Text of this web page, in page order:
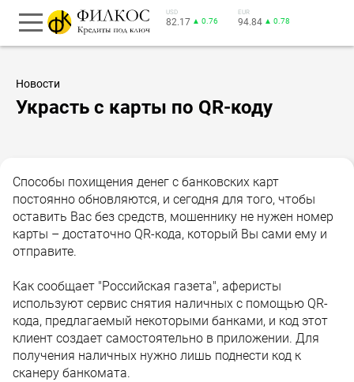
USD
82.17 ▲ 0.76
EUR
94.84 ▲ 0.78
Новости
Украсть с карты по QR-коду
Способы похищения денег с банковских карт
постоянно обновляются, и сегодня для того, чтобы
оставить Вас без средств, мошеннику не нужен номер
карты – достаточно QR-кода, который Вы сами ему и
отправите.
Как сообщает "Российская газета", аферисты
используют сервис снятия наличных с помощью QR-
кода, предлагаемый некоторыми банками, и код этот
клиент создает самостоятельно в приложении. Для
получения наличных нужно лишь поднести код к
сканеру банкомата.